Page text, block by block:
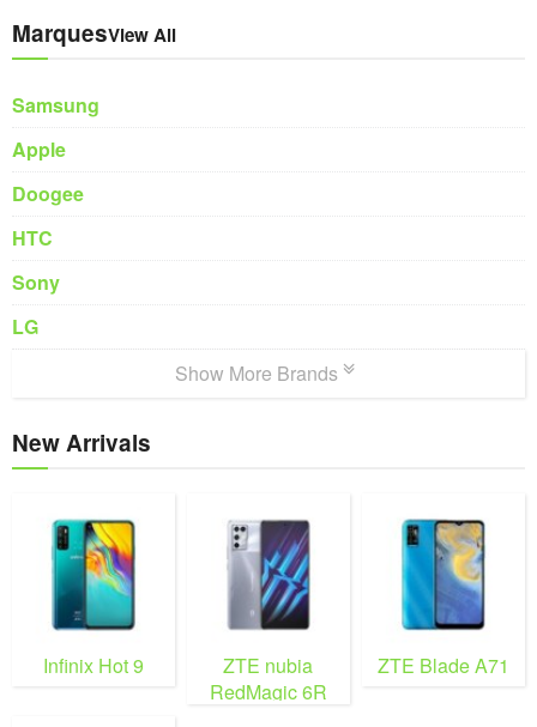
MarquesView All
Samsung
Apple
Doogee
HTC
Sony
LG
Show More Brands
New Arrivals
Infinix Hot 9
ZTE nubia
RedMagic 6R
ZTE Blade A71